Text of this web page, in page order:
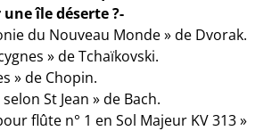
île déserte ?-
du Nouveau Monde » de Dvorak.
» de Tchaïkovski.
» de Chopin.
St Jean » de Bach.
flûte n° 1 en Sol Majeur KV 313 »